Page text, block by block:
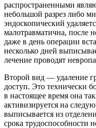
распространенными
небольшой разрез либо
эндоскопический
малотравматична, после
даже в день операции
несколько дней
лечение проводят
Второй вид — удаление
доступ. Это технически
в настоящее время она
активизируется на
выписывается из
срока трудоспособности